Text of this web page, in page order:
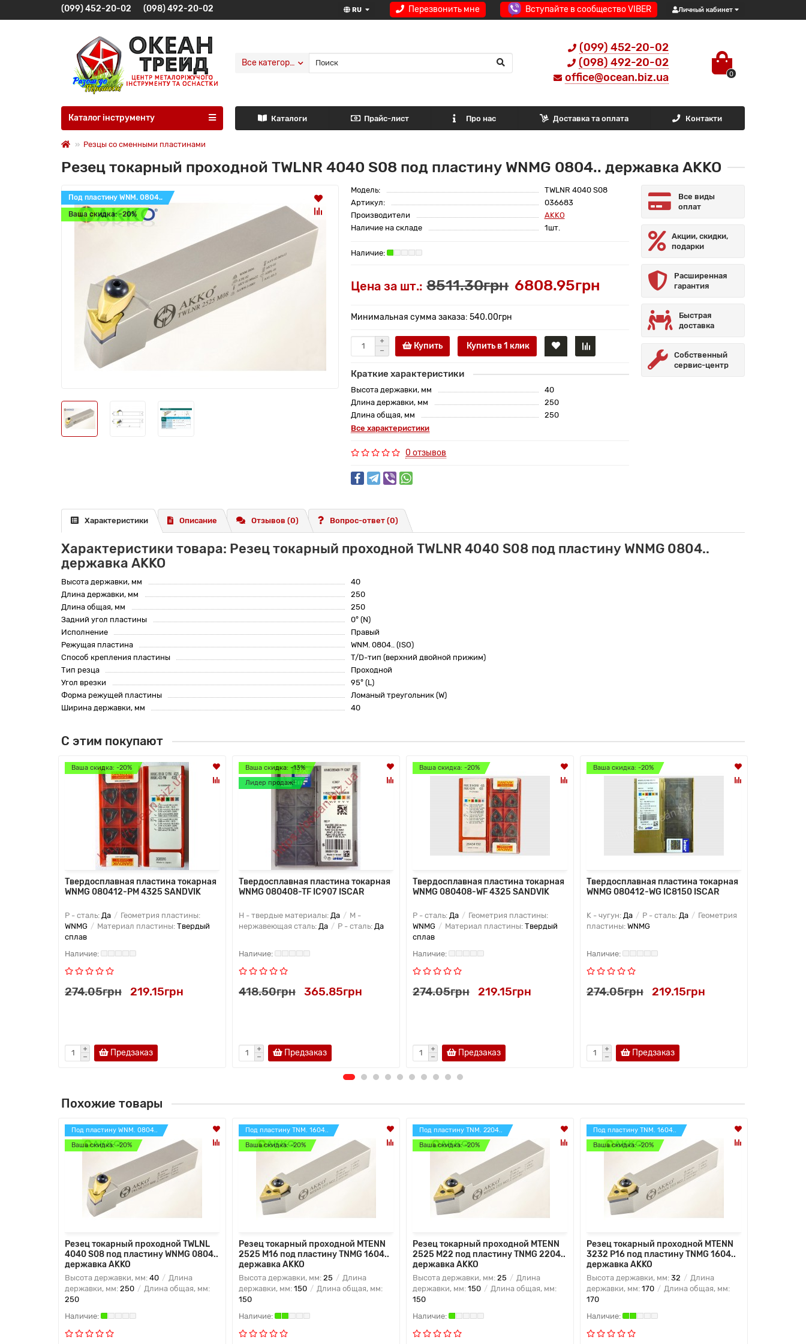
Перезвонить мне Вступайте в сообщество VIBER Личный кабинет
RU
(099) 452-20-02 (098) 492-20-02
(099) 452-20-02
(098) 492-20-02
office@ocean.biz.ua
0
Все категории
Каталог інструменту Каталоги Прайс-лист Про нас Доставка та оплата Контакти
Резцы со сменными пластинами
Резец токарный проходной TWLNR 4040 S08 под пластину WNMG 0804.. державка AKKO
Под пластину WNM. 0804..
Ваша скидка: -20%
Модель:
TWLNR 4040 S08
Артикул:
036683
Производители
AKKO
Наличие на складе
1шт.
Цена за шт.: 8511.30грн 6808.95грн
Минимальная сумма заказа: 540.00грн
Купить Купить в 1 клик
Краткие характеристики
Высота державки, мм
40
Длина державки, мм
250
Длина общая, мм
250
Все характеристики
0 отзывов
Все виды
оплат
Акции, скидки,
подарки
Расширенная
гарантия
Быстрая
доставка
Собственный
сервис-центр
Характеристики Описание Отзывов (0) Вопрос-ответ (0)
Характеристики товара: Резец токарный проходной TWLNR 4040 S08 под пластину WNMG 0804..
державка AKKO
Высота державки, мм
40
Длина державки, мм
250
Длина общая, мм
250
Задний угол пластины
0° (N)
Исполнение
Правый
Режущая пластина
WNM. 0804.. (ISO)
Способ крепления пластины
T/D-тип (верхний двойной прижим)
Тип резца
Проходной
Угол врезки
95° (L)
Форма режущей пластины
Ломаный треугольник (W)
Ширина державки, мм
40
С этим покупают
Ваша скидка: -20%
Твердосплавная пластина токарная
WNMG 080412-PM 4325 SANDVIK
P - сталь: Да
Геометрия пластины:
WNMG
Материал пластины: Твердый
сплав
274.05грн 219.15грн
Предзаказ
Ваша скидка: -13%
Лидер продаж!
Твердосплавная пластина токарная
WNMG 080408-TF IC907 ISCAR
H - твердые материалы: Да
M -
нержавеющая сталь: Да P - сталь: Да
418.50грн 365.85грн
Предзаказ
Ваша скидка: -20%
Твердосплавная пластина токарная
WNMG 080408-WF 4325 SANDVIK
P - сталь: Да
Геометрия пластины:
WNMG
Материал пластины: Твердый
сплав
274.05грн 219.15грн
Предзаказ
Ваша скидка: -20%
Твердосплавная пластина токарная
WNMG 080412-WG IC8150 ISCAR
K - чугун: Да P - сталь: Да
Геометрия
пластины: WNMG
274.05грн 219.15грн
Предзаказ
Похожие товары
Под пластину WNM. 0804..
Ваша скидка: -20%
Резец токарный проходной TWLNL
4040 S08 под пластину WNMG 0804..
державка AKKO
Высота державки, мм: 40
Длина
державки, мм: 250
Длина общая, мм:
250
Под пластину TNM. 1604..
Ваша скидка: -20%
Резец токарный проходной MTENN
2525 M16 под пластину TNMG 1604..
державка AKKO
Высота державки, мм: 25
Длина
державки, мм: 150
Длина общая, мм:
150
Под пластину TNM. 2204..
Ваша скидка: -20%
Резец токарный проходной MTENN
2525 M22 под пластину TNMG 2204..
державка AKKO
Высота державки, мм: 25
Длина
державки, мм: 150
Длина общая, мм:
150
Под пластину TNM. 1604..
Ваша скидка: -20%
Резец токарный проходной MTENN
3232 P16 под пластину TNMG 1604..
державка AKKO
Высота державки, мм: 32
Длина
державки, мм: 170
Длина общая, мм:
170